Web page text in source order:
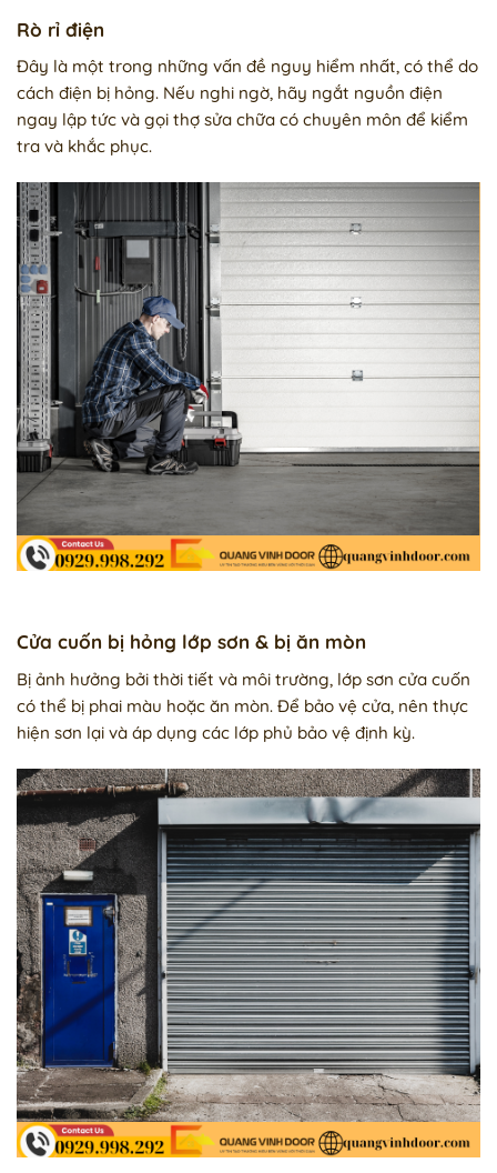
Rò rỉ điện
Đây là một trong những vấn đề nguy hiểm nhất, có thể do
cách điện bị hỏng. Nếu nghi ngờ, hãy ngắt nguồn điện
ngay lập tức và gọi thợ sửa chữa có chuyên môn để kiểm
tra và khắc phục.
Cửa cuốn bị hỏng lớp sơn & bị ăn mòn
Bị ảnh hưởng bởi thời tiết và môi trường, lớp sơn cửa cuốn
có thể bị phai màu hoặc ăn mòn. Để bảo vệ cửa, nên thực
hiện sơn lại và áp dụng các lớp phủ bảo vệ định kỳ.